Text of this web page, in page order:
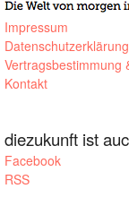
Impressum
Datenschutzerklärung
Vertragsbestimmung
Kontakt
diezukunft ist
Facebook
RSS